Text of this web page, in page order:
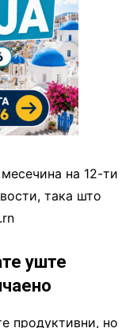
на 12-ти
така што
уште
продуктивни, но